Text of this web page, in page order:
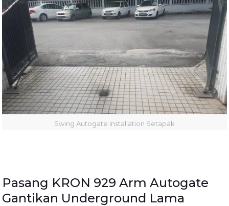
Swing Autogate Installation Setapak
Pasang KRON 929 Arm Autogate
Gantikan Underground Lama